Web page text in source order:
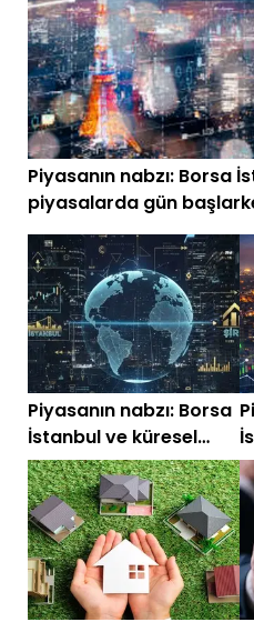
Piyasanın nabzı: Borsa
piyasalarda gün
Piyasanın nabzı: Borsa
İstanbul ve küresel
piyasalarda gün
başlarken (22 Haziran
2026)